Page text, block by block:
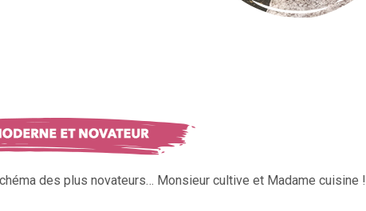
des plus novateurs… Monsieur cultive et Madame cuisine !